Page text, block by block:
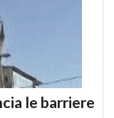
le barriere